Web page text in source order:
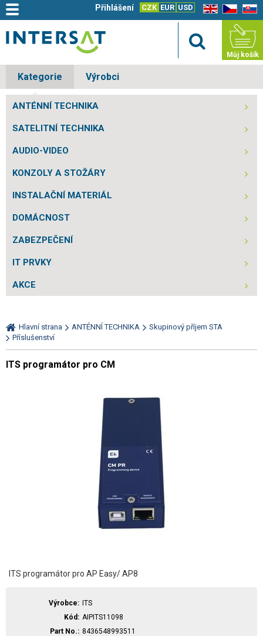
EN CZ SK
CZK EUR USD
Přihlášení
Můj košík
Kategorie Výrobci
ANTÉNNÍ TECHNIKA
SATELITNÍ TECHNIKA
AUDIO-VIDEO
KONZOLY A STOŽÁRY
INSTALAČNÍ MATERIÁL
DOMÁCNOST
ZABEZPEČENÍ
IT PRVKY
AKCE
Hlavní strana ANTÉNNÍ TECHNIKA
Skupinový příjem STA
Příslušenství
ITS programátor pro CM
ITS programátor pro AP Easy/ AP8
Výrobce
ITS
Kód
AIPITS11098
Part No.
8436548993511